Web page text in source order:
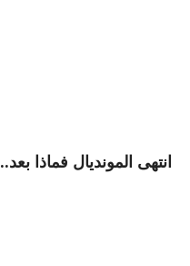
انتهى المونديال فماذا بعد.. ؟